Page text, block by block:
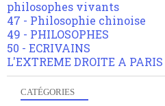
philosophes vivants
47 - Philosophie chinoise
49 - PHILOSOPHES
50 - ECRIVAINS
L'EXTREME DROITE A
CATÉGORIES